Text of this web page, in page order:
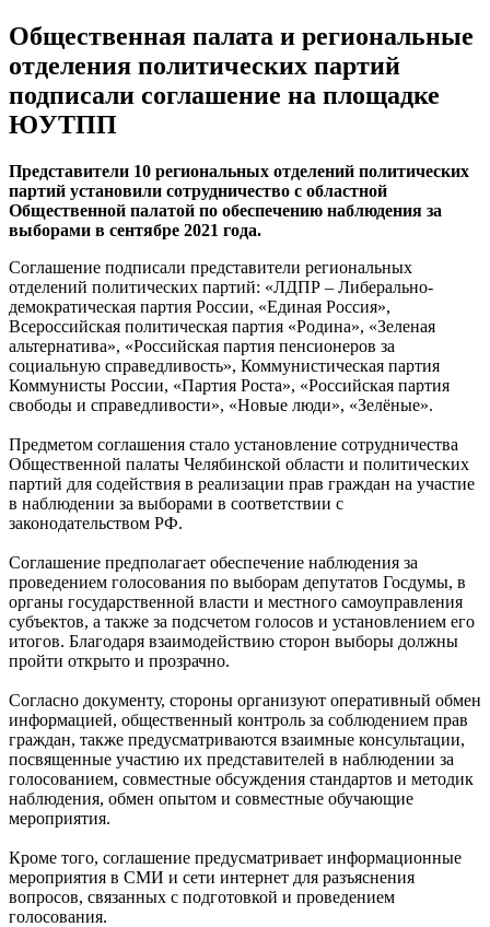
Общественная палата и региональные
отделения политических партий
подписали соглашение на площадке
ЮУТПП
Представители 10 региональных отделений политических
партий установили сотрудничество с областной
Общественной палатой по обеспечению наблюдения за
выборами в сентябре 2021 года.
Соглашение подписали представители региональных
отделений политических партий: «ЛДПР – Либерально-
демократическая партия России, «Единая Россия»,
Всероссийская политическая партия «Родина», «Зеленая
альтернатива», «Российская партия пенсионеров за
социальную справедливость», Коммунистическая партия
Коммунисты России, «Партия Роста», «Российская партия
свободы и справедливости», «Новые люди», «Зелёные».
Предметом соглашения стало установление сотрудничества
Общественной палаты Челябинской области и политических
партий для содействия в реализации прав граждан на участие
в наблюдении за выборами в соответствии с
законодательством РФ.
Соглашение предполагает обеспечение наблюдения за
проведением голосования по выборам депутатов Госдумы, в
органы государственной власти и местного самоуправления
субъектов, а также за подсчетом голосов и установлением его
итогов. Благодаря взаимодействию сторон выборы должны
пройти открыто и прозрачно.
Согласно документу, стороны организуют оперативный обмен
информацией, общественный контроль за соблюдением прав
граждан, также предусматриваются взаимные консультации,
посвященные участию их представителей в наблюдении за
голосованием, совместные обсуждения стандартов и методик
наблюдения, обмен опытом и совместные обучающие
мероприятия.
Кроме того, соглашение предусматривает информационные
мероприятия в СМИ и сети интернет для разъяснения
вопросов, связанных с подготовкой и проведением
голосования.